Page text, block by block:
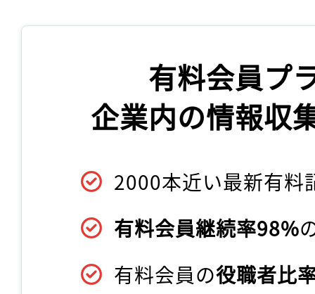
有料会員プ
企業内の情報収
2000本近い最新有料
有料会員継続率98%
有料会員の役職者比